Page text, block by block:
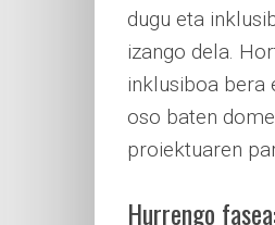
dugu eta
izango dela.
inklusiboa bera
oso baten
proiektuaren
Hurrengo